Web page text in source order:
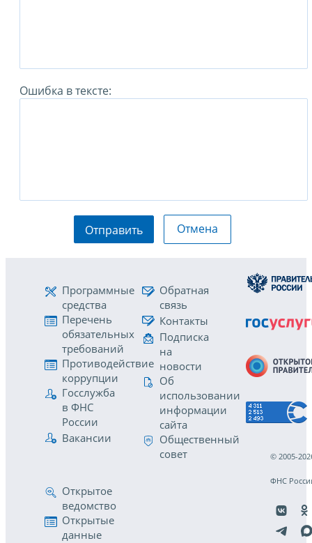
Ошибка в тексте:
Отправить Отмена
Программные
средства
Перечень
обязательных
требований
Противодействие
коррупции
Госслужба
в ФНС
России
Вакансии
Обратная
связь
Контакты
Подписка
на
новости
Об
использовании
информации
сайта
Общественный
совет
Открытое
ведомство
Открытые
данные
© 2005-
ФНС